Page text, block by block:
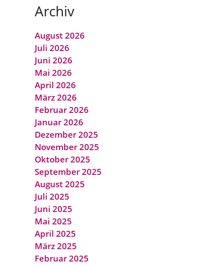
Archiv
August 2026
Juli 2026
Juni 2026
Mai 2026
April 2026
März 2026
Februar 2026
Januar 2026
Dezember 2025
November 2025
Oktober 2025
September 2025
August 2025
Juli 2025
Juni 2025
Mai 2025
April 2025
März 2025
Februar 2025